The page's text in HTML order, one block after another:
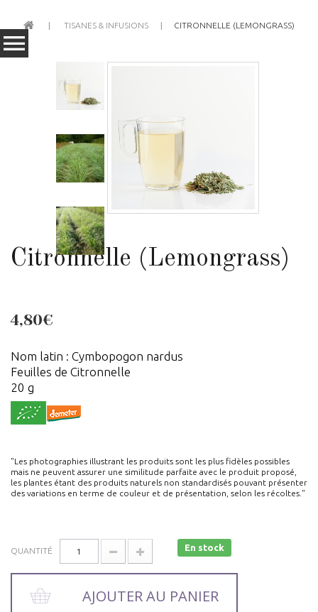
TISANES & INFUSIONS CITRONNELLE (LEMONGRASS)
Citronnelle (Lemongrass)
4,80€
Nom latin : Cymbopogon nardus
Feuilles de Citronnelle
20 g
"Les photographies illustrant les produits sont les plus fidèles possibles
mais ne peuvent assurer une similitude parfaite avec le produit proposé,
les plantes étant des produits naturels non standardisés pouvant présenter
des variations en terme de couleur et de présentation, selon les récoltes."
QUANTITÉ En stock
AJOUTER AU PANIER